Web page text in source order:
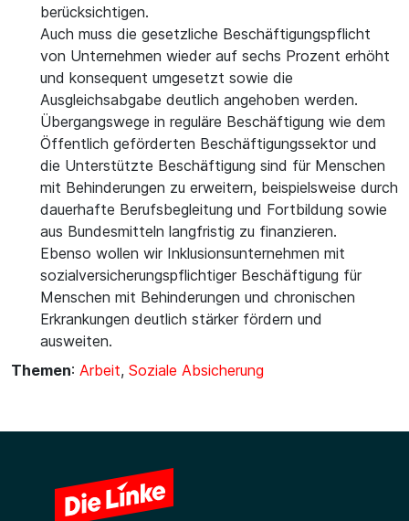
berücksichtigen.
Auch muss die gesetzliche Beschäftigungspflicht
von Unternehmen wieder auf sechs Prozent erhöht
und konsequent umgesetzt sowie die
Ausgleichsabgabe deutlich angehoben werden.
Übergangswege in reguläre Beschäftigung wie dem
Öffentlich geförderten Beschäftigungssektor und
die Unterstützte Beschäftigung sind für Menschen
mit Behinderungen zu erweitern, beispielsweise durch
dauerhafte Berufsbegleitung und Fortbildung sowie
aus Bundesmitteln langfristig zu finanzieren.
Ebenso wollen wir Inklusionsunternehmen mit
sozialversicherungspflichtiger Beschäftigung für
Menschen mit Behinderungen und chronischen
Erkrankungen deutlich stärker fördern und
ausweiten.
Themen: Arbeit, Soziale Absicherung